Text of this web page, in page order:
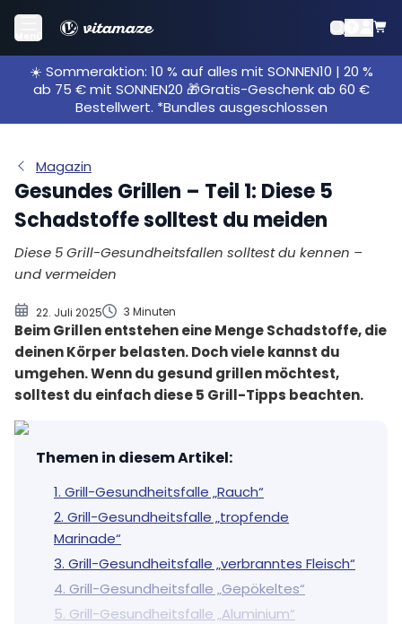
Menü
☀️ Sommeraktion: 10 % auf alles mit SONNEN10 | 20 %
ab 75 € mit SONNEN20 🎁Gratis-Geschenk ab 60 €
Bestellwert. *Bundles ausgeschlossen
Magazin
Gesundes Grillen – Teil 1: Diese 5
Schadstoffe solltest du meiden
Diese 5 Grill-Gesundheitsfallen solltest du kennen –
und vermeiden
22. Juli 2025 3 Minuten
Beim Grillen entstehen eine Menge Schadstoffe, die
deinen Körper belasten. Doch viele kannst du
umgehen. Wenn du gesund grillen möchtest,
solltest du einfach diese 5 Grill-Tipps beachten.
Themen in diesem Artikel:
1. Grill-Gesundheitsfalle „Rauch“
2. Grill-Gesundheitsfalle „tropfende
Marinade“
3. Grill-Gesundheitsfalle „verbranntes Fleisch“
4. Grill-Gesundheitsfalle „Gepökeltes“
5. Grill-Gesundheitsfalle „Aluminium“
1. Grill-Gesundheitsfalle „Rauch“
2. Grill-Gesundheitsfalle „tropfende Marinade“
3. Grill-Gesundheitsfalle „verbranntes Fleisch“
4. Grill-Gesundheitsfalle „Gepökeltes“
5. Grill-Gesundheitsfalle „Aluminium“